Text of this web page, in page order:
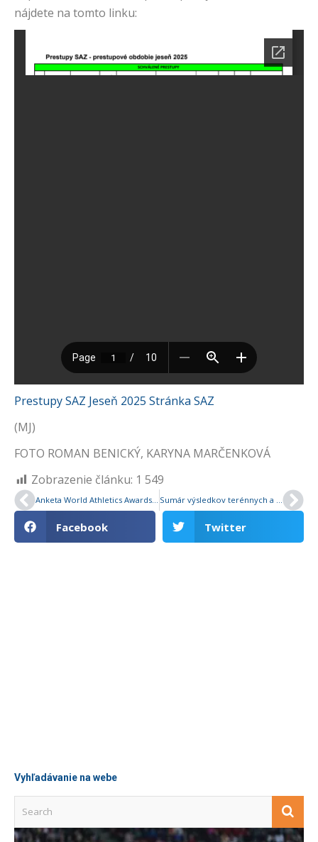
nájdete na tomto linku:
Prestupy SAZ Jeseň 2025 Stránka SAZ
(MJ)
FOTO ROMAN BENICKÝ, KARYNA MARČENKOVÁ
Zobrazenie článku: 1 549
Anketa World Athletics Awards má staronových laureátov: Atlétmi roka 2025 Armand Duplantis a Sydney McLaughlinová-Levronová Sumár výsledkov terénnych a cestných behov organizovaných na Slovensku
Facebook Twitter
Vyhľadávanie na webe